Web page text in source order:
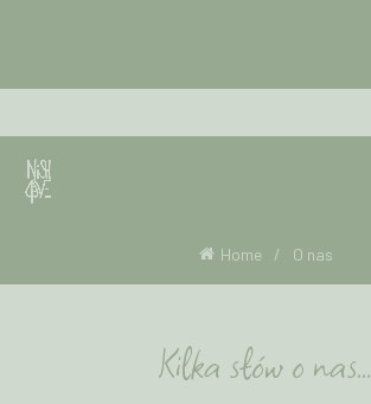
Home O nas
Kilka słów o nas…